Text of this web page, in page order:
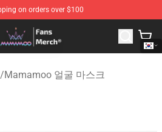
on orders over $100
Mamamoo Merchandise Shop
/Mamamoo 얼굴 마스크